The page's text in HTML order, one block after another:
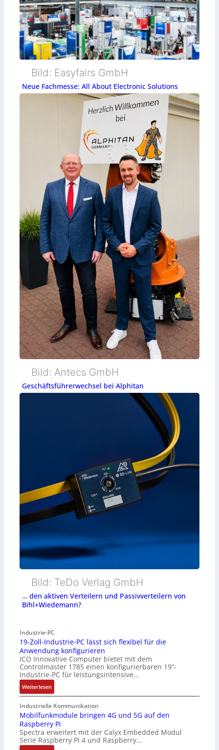
Bild: Easyfairs GmbH
Neue Fachmesse: All About Electronic Solutions
Bild: Antecs GmbH
Geschäftsführerwechsel bei Alphitan
Bild: TeDo Verlag GmbH
… den aktiven Verteilern und Passivverteilern von
Bihl+Wiedemann?
Industrie-PC
19-Zoll-Industrie-PC lässt sich flexibel für die
Anwendung konfigurieren
ICO Innovative Computer bietet mit dem
Controlmaster 1785 einen konfigurierbaren 19“-
Industrie-PC für leistungsintensive…
Weiterlesen:
1
9
-
Z
o
l
Industrielle Kommunikation
Mobilfunkmodule bringen 4G und 5G auf den
Raspberry Pi
Spectra erweitert mit der Calyx Embedded Modul
Serie Raspberry Pi 4 und Raspberry…